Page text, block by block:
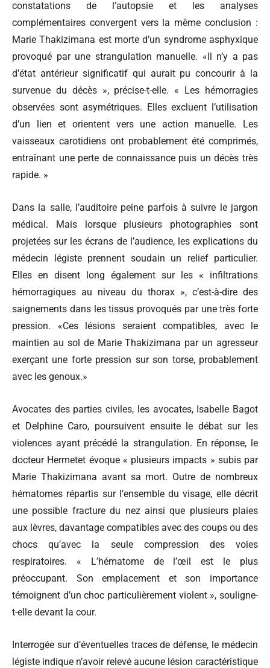
constatations de l’autopsie et les analyses
complémentaires convergent vers la même conclusion :
Marie Thakizimana est morte d’un syndrome asphyxique
provoqué par une strangulation manuelle. «Il n’y a pas
d’état antérieur significatif qui aurait pu concourir à la
survenue du décès », précise-t-elle. « Les hémorragies
observées sont asymétriques. Elles excluent l’utilisation
d’un lien et orientent vers une action manuelle. Les
vaisseaux carotidiens ont probablement été comprimés,
entraînant une perte de connaissance puis un décès très
rapide. »
Dans la salle, l’auditoire peine parfois à suivre le jargon
médical. Mais lorsque plusieurs photographies sont
projetées sur les écrans de l’audience, les explications du
médecin légiste prennent soudain un relief particulier.
Elles en disent long également sur les « infiltrations
hémorragiques au niveau du thorax », c’est-à-dire des
saignements dans les tissus provoqués par une très forte
pression. «Ces lésions seraient compatibles, avec le
maintien au sol de Marie Thakizimana par un agresseur
exerçant une forte pression sur son torse, probablement
avec les genoux.»
Avocates des parties civiles, les avocates, Isabelle Bagot
et Delphine Caro, poursuivent ensuite le débat sur les
violences ayant précédé la strangulation. En réponse, le
docteur Hermetet évoque « plusieurs impacts » subis par
Marie Thakizimana avant sa mort. Outre de nombreux
hématomes répartis sur l’ensemble du visage, elle décrit
une possible fracture du nez ainsi que plusieurs plaies
aux lèvres, davantage compatibles avec des coups ou des
chocs qu’avec la seule compression des voies
respiratoires. « L’hématome de l’œil est le plus
préoccupant. Son emplacement et son importance
témoignent d’un choc particulièrement violent », souligne-
t-elle devant la cour.
Interrogée sur d’éventuelles traces de défense, le médecin
légiste indique n’avoir relevé aucune lésion caractéristique